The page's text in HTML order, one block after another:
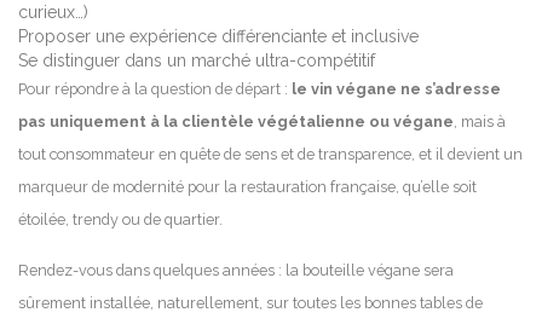
curieux…)
Proposer une expérience différenciante et inclusive
Se distinguer dans un marché ultra-compétitif
Pour répondre à la question de départ : le vin végane ne s’adresse
pas uniquement à la clientèle végétalienne ou végane , mais à
tout consommateur en quête de sens et de transparence, et il devient un
marqueur de modernité pour la restauration française, qu’elle soit
étoilée, trendy ou de quartier.
Rendez-vous dans quelques années : la bouteille végane sera
sûrement installée, naturellement, sur toutes les bonnes tables de